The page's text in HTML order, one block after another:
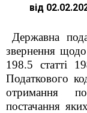
від
Державна
звернення щодо
198.5 статті
Податкового
отримання
постачання